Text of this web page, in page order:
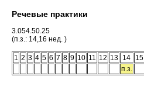
Речевые практики
3.054.50.25
(п.з.: 14,16 нед. )
1 2 3 4 5 6 7 8 9 10 11 12 13 14 15
п.з.